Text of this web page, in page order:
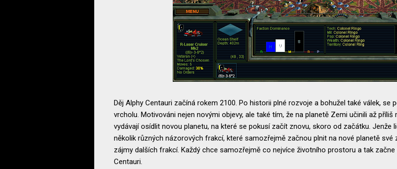
Děj Alphy Centauri začíná rokem 2100. Po historii plné rozvoje a bohužel také válek,
vrcholu. Motivováni nejen novými objevy, ale také tím, že na planetě Zemi učinili až
vydávají osídlit novou planetu, na které se pokusí začít znovu, skoro od začátku. Jenže
několik různých názorových frakcí, které samozřejmě začnou plnit na nové planetě své
zájmy dalších frakcí. Každý chce samozřejmě co nejvíce životního prostoru a tak
Centauri.